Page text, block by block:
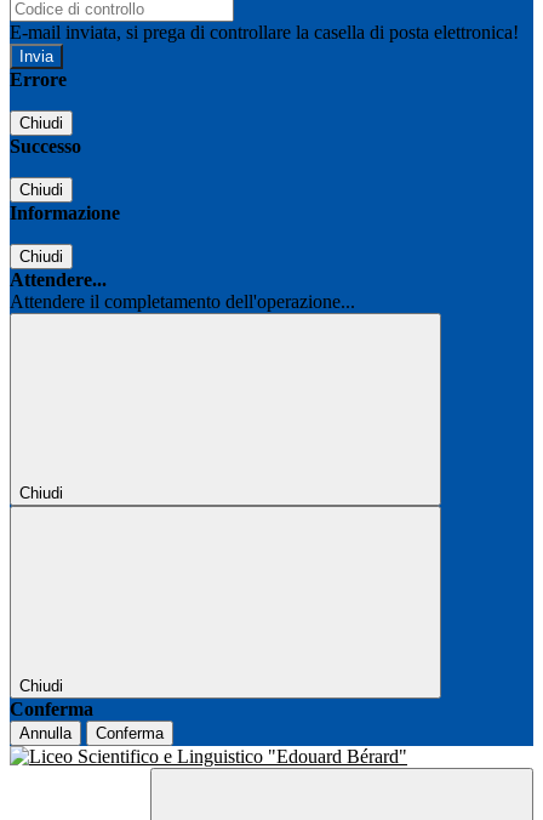
E-mail inviata, si prega di controllare la casella di posta elettronica!
Errore
Chiudi
Successo
Chiudi
Informazione
Chiudi
Attendere...
Attendere il completamento dell'operazione...
Chiudi
Chiudi
Conferma
Annulla Conferma